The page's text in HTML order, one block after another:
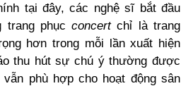
tại đây, các nghệ sĩ bắt đầu
trang phụcconcertchỉ là trang
hơn trong mỗi lần xuất hiện
thu hút sự chú ý thường được
phù hợp cho hoạt động sân